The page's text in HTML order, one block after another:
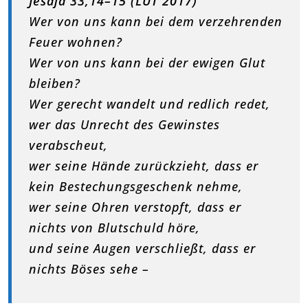
Wer von uns kann bei dem verzehrenden
Feuer wohnen?
Wer von uns kann bei der ewigen Glut
bleiben?
Wer gerecht wandelt und redlich redet,
wer das Unrecht des Gewinstes
verabscheut,
wer seine Hände zurückzieht, dass er
kein Bestechungsgeschenk nehme,
wer seine Ohren verstopft, dass er
nichts von Blutschuld höre,
und seine Augen verschließt, dass er
nichts Böses sehe –